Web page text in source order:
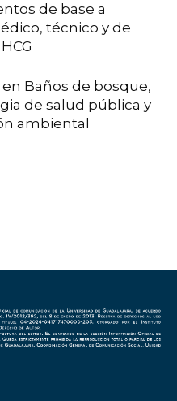
de base a
técnico y de
Baños de bosque,
de salud pública y
ambiental